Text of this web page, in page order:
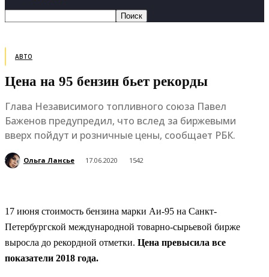
АВТО
Цена на 95 бензин бьет рекорды
Глава Независимого топливного союза Павел
Баженов предупредил, что вслед за биржевыми
вверх пойдут и розничные цены, сообщает РБК.
Ольга Лансье 17.06.2020 1542
17 июня стоимость бензина марки Аи-95 на Санкт-
Петербургской международной товарно-сырьевой бирже
выросла до рекордной отметки. Цена превысила все
показатели 2018 года.